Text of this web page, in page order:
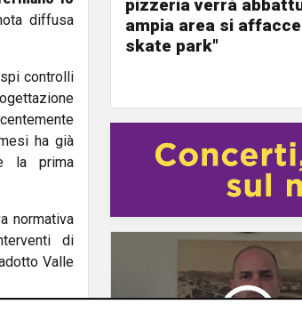
diffusa
controlli
ha già
la prima
normativa
di
Valle
pizzeria verrà
ampia area si
skate park"